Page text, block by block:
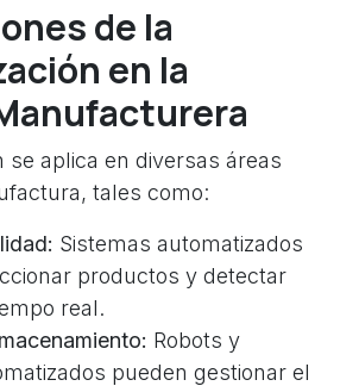
de la
en la
se aplica en diversas áreas
tales como:
Sistemas automatizados
productos y detectar
real.
Robots y
pueden gestionar el